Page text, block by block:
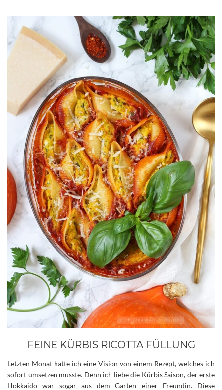
FEINE KÜRBIS RICOTTA FÜLLUNG
Letzten Monat hatte ich eine Vision von einem Rezept, welches ich
sofort umsetzen musste. Denn ich liebe die Kürbis Saison, der erste
Hokkaido war sogar aus dem Garten einer Freundin. Diese